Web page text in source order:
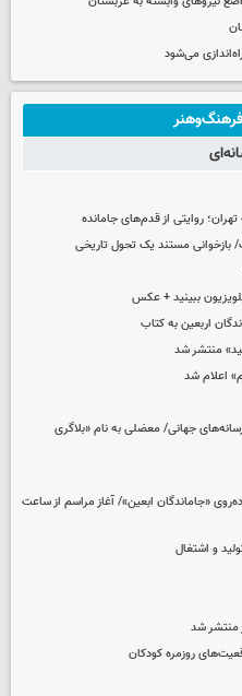
می‌شود
روایتی از قدم‌های جامانده
بازخوانی مستند یک تحول تاریخی
ببینید + عکس
اربعین به کتاب
منتشر شد
اعلام شد
جهانی/ معضلی به نام «بلاگری
مسیر پیاده‌روی «جاماندگان ابعین»/ آغاز مراسم از ساعت
و اشتغال
منتشر شد
روزمره کودکان